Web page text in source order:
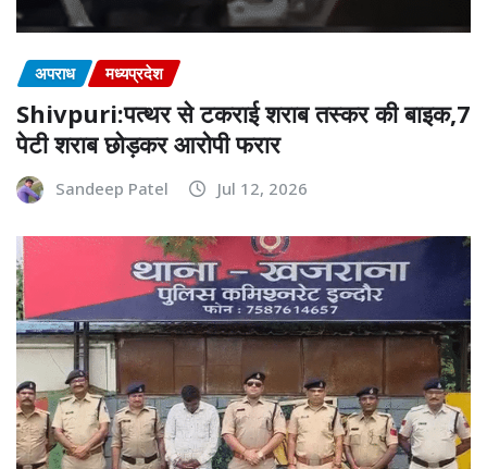
अपराध मध्यप्रदेश
Shivpuri:पत्थर से टकराई शराब तस्कर की बाइक,7
पेटी शराब छोड़कर आरोपी फरार
Sandeep Patel Jul 12, 2026